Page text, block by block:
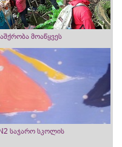
მოაწყვეს
საჯარო სკოლის